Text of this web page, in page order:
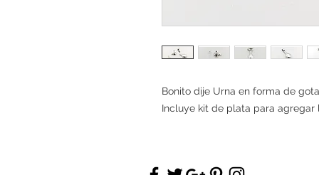
Bonito dije Urna en forma de gota